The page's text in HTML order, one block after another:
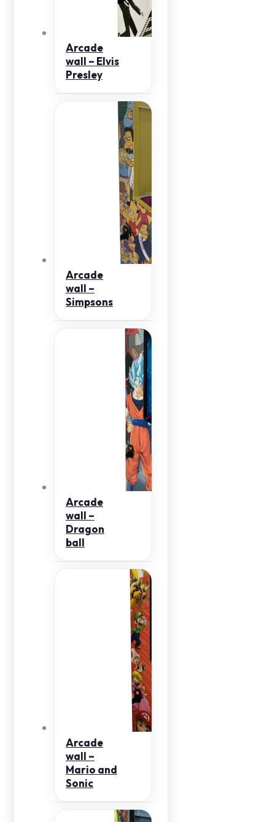
Arcade
wall – Elvis
Presley
Arcade
wall –
Simpsons
Arcade
wall –
Dragon
ball
Arcade
wall –
Mario and
Sonic